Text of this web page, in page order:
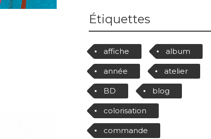
Étiquettes
affiche album
année atelier
BD blog
colorisation
commande